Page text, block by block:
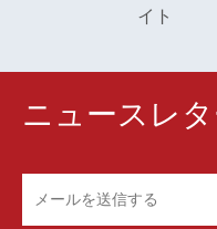
イト
ニュースレ